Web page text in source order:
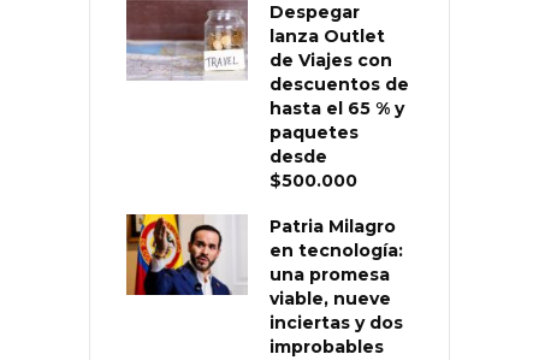
Despegar
lanza Outlet
de Viajes con
descuentos de
hasta el 65 % y
paquetes
desde
$500.000
Patria Milagro
en tecnología:
una promesa
viable, nueve
inciertas y dos
improbables